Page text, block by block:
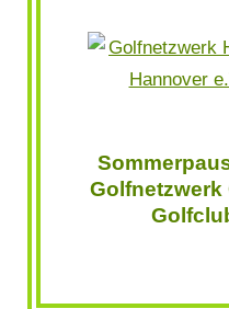
Golfnetzwerk